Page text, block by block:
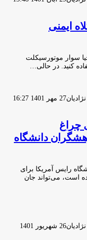
ایمنی
سوار موتورسیکلت
کنید. در حالی…
27 مهر 1401 16:27
چراغ
دانشگاه
رایس آمریکا برای
است، می‌تواند جان
26 شهریور 1401